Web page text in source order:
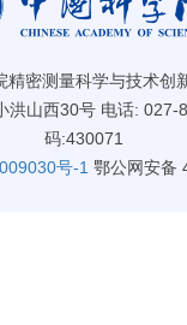
精密测量科学与技术创
洪山西30号 电话: 027-
码:430071
号-1 鄂公网安备